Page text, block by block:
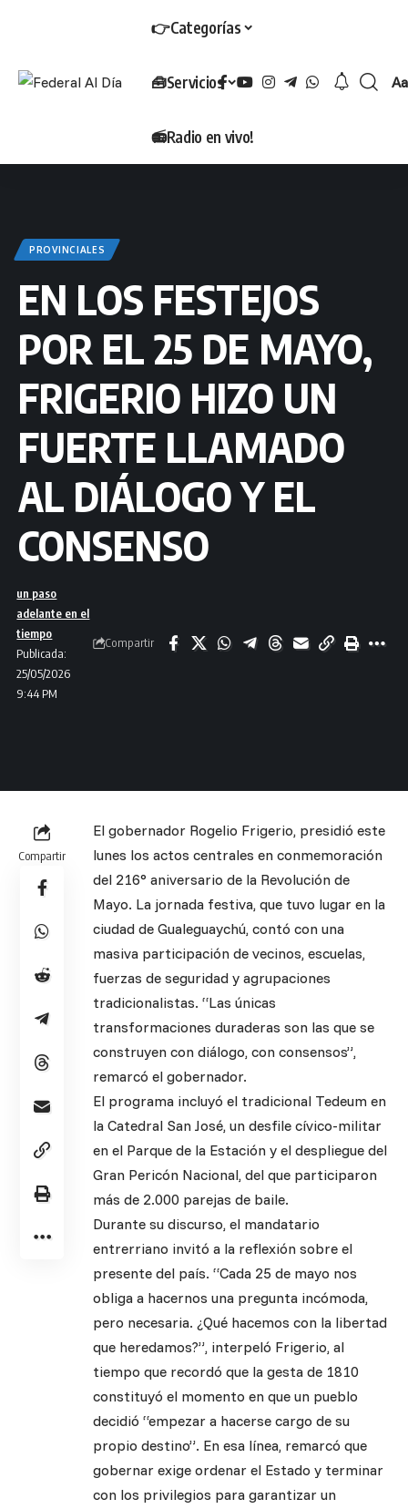
👉Categorías
🧰Servicios
📻Radio en vivo!
Aa
PROVINCIALES
EN LOS FESTEJOS
POR EL 25 DE MAYO,
FRIGERIO HIZO UN
FUERTE LLAMADO
AL DIÁLOGO Y EL
CONSENSO
Publicada:
25/05/2026
9:44 PM
un paso
adelante en el
tiempo
Compartir
Compartir
El gobernador Rogelio Frigerio, presidió este
lunes los actos centrales en conmemoración
del 216° aniversario de la Revolución de
Mayo. La jornada festiva, que tuvo lugar en la
ciudad de Gualeguaychú, contó con una
masiva participación de vecinos, escuelas,
fuerzas de seguridad y agrupaciones
tradicionalistas. “Las únicas
transformaciones duraderas son las que se
construyen con diálogo, con consensos”,
remarcó el gobernador.
El programa incluyó el tradicional Tedeum en
la Catedral San José, un desfile cívico-militar
en el Parque de la Estación y el despliegue del
Gran Pericón Nacional, del que participaron
más de 2.000 parejas de baile.
Durante su discurso, el mandatario
entrerriano invitó a la reflexión sobre el
presente del país. “Cada 25 de mayo nos
obliga a hacernos una pregunta incómoda,
pero necesaria. ¿Qué hacemos con la libertad
que heredamos?”, interpeló Frigerio, al
tiempo que recordó que la gesta de 1810
constituyó el momento en que un pueblo
decidió “empezar a hacerse cargo de su
propio destino”. En esa línea, remarcó que
gobernar exige ordenar el Estado y terminar
con los privilegios para garantizar un